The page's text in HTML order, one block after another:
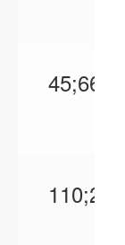
45;66
110;250